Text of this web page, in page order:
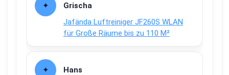
Grischa
Jafända Luftreiniger JF260S WLAN
für Große Räume bis zu 110 M²
Hans